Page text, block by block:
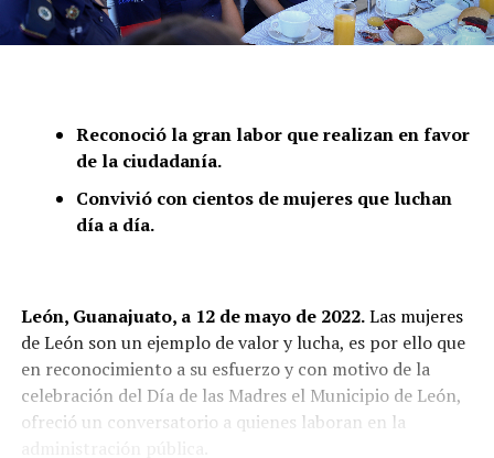
Reconoció la gran labor que realizan en favor
de la ciudadanía.
Convivió con cientos de mujeres que luchan
día a día.
León, Guanajuato, a 12 de mayo de 2022.Las mujeres
de León son un ejemplo de valor y lucha, es por ello que
en reconocimiento a su esfuerzo y con motivo de la
celebración del Día de las Madres el Municipio de León,
ofreció un conversatorio a quienes laboran en la